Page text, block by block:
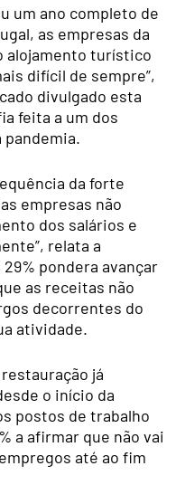
um ano completo de
as empresas da
alojamento turístico
difícil de sempre”,
divulgado esta
feita a um dos
da forte
empresas não
dos salários e
relata a
pondera avançar
as receitas não
decorrentes do
atividade.
já
o início da
postos de trabalho
a afirmar que não vai
até ao fim